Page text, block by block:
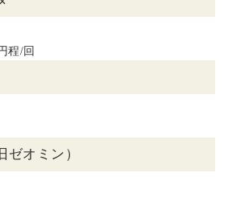
程/回
ゼオミン）